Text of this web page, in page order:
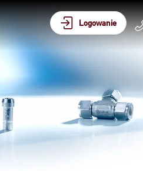
Logowanie